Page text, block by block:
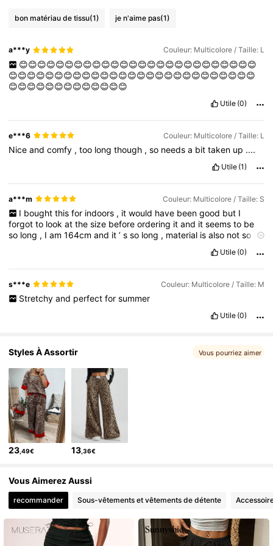
bon matériau de tissu(1) je n'aime pas(1)
a***y Couleur: Multicolore / Taille: L
😊😊😊😊😊😊😊😊😊😊😊😊😊😊😊😊😊😊😊😊😊😊😊😊😊😊
😊😊😊😊😊😊😊😊😊😊😊😊😊😊😊😊😊😊😊😊😊😊😊😊😊😊😊
😊😊😊😊😊😊😊😊😊😊😊😊😊
Utile (0)
e***6 Couleur: Multicolore / Taille: L
Niceandcomfy ,too longthough ,so needsa bittaken up ....
Utile (1)
a***m Couleur: Multicolore / Taille: S
I bought this for indoors , it would have been good but I
forgotto lookatthesize beforeordering itand itseemsto be
so long , Iam164cmand it’sso long , material isalso notso
True to product images: true
Smell description:nosmell Fabric material:notgood Fit:so
didn t fit
Utile (0)
s***e Couleur: Multicolore / Taille: M
Stretchy and perfect for summer
Utile (0)
Styles À Assortir Vous pourriez aimer
23 ,49€ 13 ,36€
Vous Aimerez Aussi
recommander Sous-vêtements et vêtements de détente